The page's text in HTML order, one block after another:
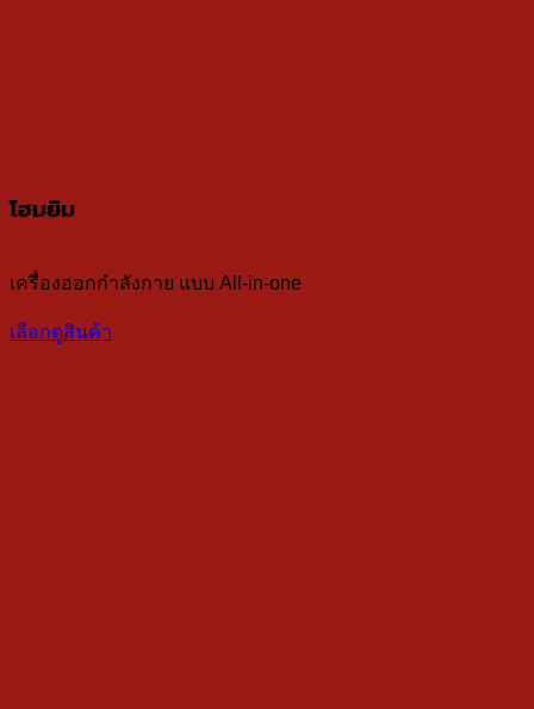
โฮมยิม
เครื่องออกกำลังกาย แบบ All-in-one
เลือกดูสินค้า